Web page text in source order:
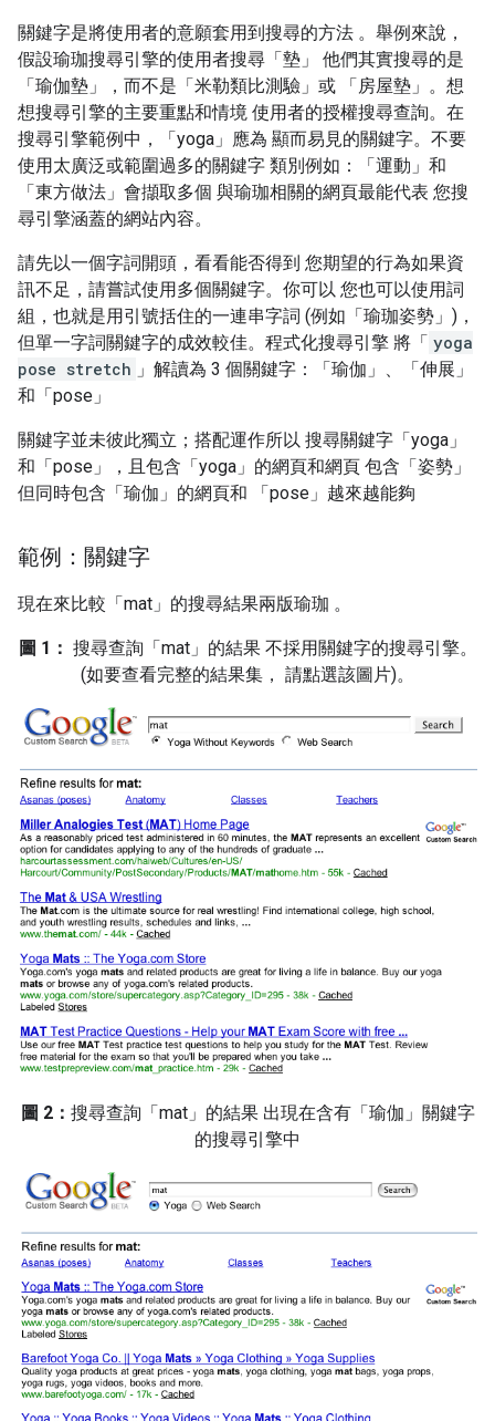
關鍵字是將使用者的意願套用到搜尋的方法 。舉例來說，
假設瑜珈搜尋引擎的使用者搜尋「墊」 他們其實搜尋的是
「瑜伽墊」，而不是「米勒類比測驗」或 「房屋墊」。想
想搜尋引擎的主要重點和情境 使用者的授權搜尋查詢。在
搜尋引擎範例中，「yoga」應為 顯而易見的關鍵字。不要
使用太廣泛或範圍過多的關鍵字 類別例如：「運動」和
「東方做法」會擷取多個 與瑜珈相關的網頁最能代表 您搜
尋引擎涵蓋的網站內容。
請先以一個字詞開頭，看看能否得到 您期望的行為如果資
訊不足，請嘗試使用多個關鍵字。你可以 您也可以使用詞
組，也就是用引號括住的一連串字詞 (例如「瑜珈姿勢」)，
但單一字詞關鍵字的成效較佳。程式化搜尋引擎 將「 yoga
pose stretch 」解讀為 3 個關鍵字：「瑜伽」、「伸展」
和「pose」
關鍵字並未彼此獨立；搭配運作所以 搜尋關鍵字「yoga」
和「pose」，且包含「yoga」的網頁和網頁 包含「姿勢」
但同時包含「瑜伽」的網頁和 「pose」越來越能夠
範例：關鍵字
現在來比較「mat」的搜尋結果兩版瑜珈 。
圖 1： 搜尋查詢「mat」的結果 不採用關鍵字的搜尋引擎。
(如要查看完整的結果集， 請點選該圖片)。
圖 2： 搜尋查詢「mat」的結果 出現在含有「瑜伽」關鍵字
的搜尋引擎中